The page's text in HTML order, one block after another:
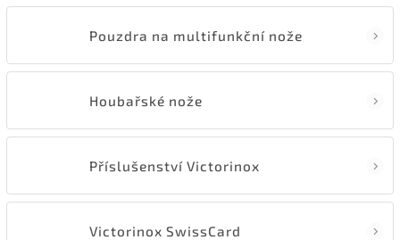
Pouzdra na multifunkční nože
Houbařské nože
Příslušenství Victorinox
Victorinox SwissCard